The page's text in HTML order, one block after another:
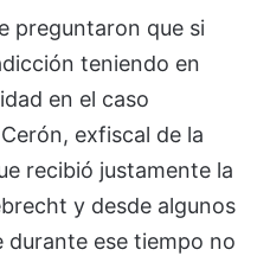
preguntaron que si
teniendo en
en el caso
exfiscal de la
recibió justamente la
y desde algunos
durante ese tiempo no